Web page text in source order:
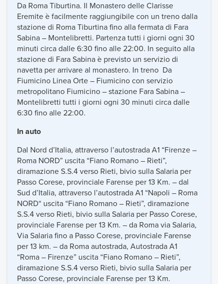
Da Roma Tiburtina. Il Monastero delle Clarisse
Eremite è facilmente raggiungibile con un treno dalla
stazione di Roma Tiburtina fino alla fermata di Fara
Sabina – Montelibretti. Partenza tutti i giorni ogni 30
minuti circa dalle 6:30 fino alle 22:00. In seguito alla
stazione di Fara Sabina è previsto un servizio di
navetta per arrivare al monastero. In treno Da
Fiumicino Linea Orte – Fiumicino con servizio
metropolitano Fiumicino – stazione Fara Sabina –
Montelibretti tutti i giorni ogni 30 minuti circa dalle
6:30 fino alle 22:00.
In auto
Dal Nord d’Italia, attraverso l’autostrada A1 “Firenze –
Roma NORD” uscita “Fiano Romano – Rieti”,
diramazione S.S.4 verso Rieti, bivio sulla Salaria per
Passo Corese, provinciale Farense per 13 Km. – dal
Sud d’Italia, attraverso l’autostrada A1 “Napoli – Roma
NORD“ uscita “Fiano Romano – Rieti”, diramazione
S.S.4 verso Rieti, bivio sulla Salaria per Passo Corese,
provinciale Farense per 13 Km. – da Roma via Salaria,
Via Salaria fino a Passo Corese, provinciale Farense
per 13 km. – da Roma autostrada, Autostrada A1
“Roma – Firenze” uscita “Fiano Romano – Rieti”,
diramazione S.S.4 verso Rieti, bivio sulla Salaria per
Passo Corese, provinciale Farense per 13 Km.